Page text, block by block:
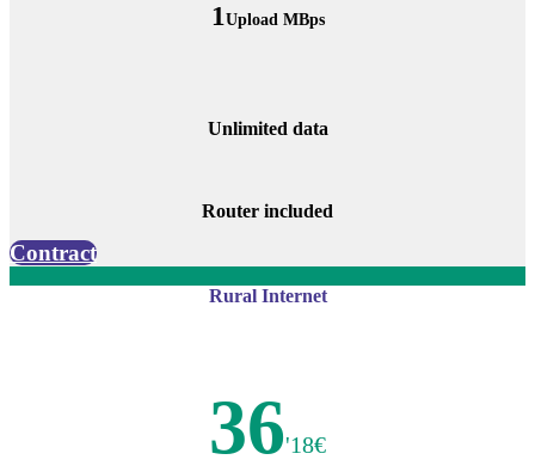
1Upload MBps
Unlimited data
Router included
Contract
Rural Internet
36'18€